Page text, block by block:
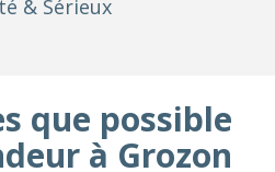
& Sérieux
que possible
à Grozon